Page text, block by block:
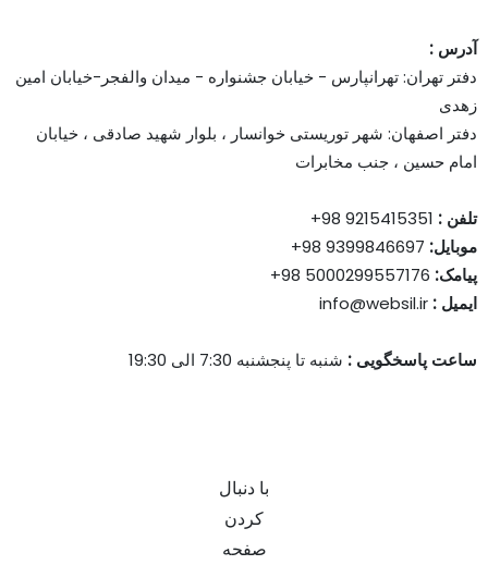
آدرس :
دفتر تهران: تهرانپارس - خیابان جشنواره - میدان والفجر-خیابان امین
زهدی
دفتر اصفهان: شهر توریستی خوانسار ، بلوار شهید صادقی ، خیابان
امام حسین ، جنب مخابرات
تلفن :
موبایل:
پیامک:
ایمیل :
ساعت پاسخگویی : شنبه تا پنجشنبه 7:30 الی 19:30
با دنبال
کردن
صفحه